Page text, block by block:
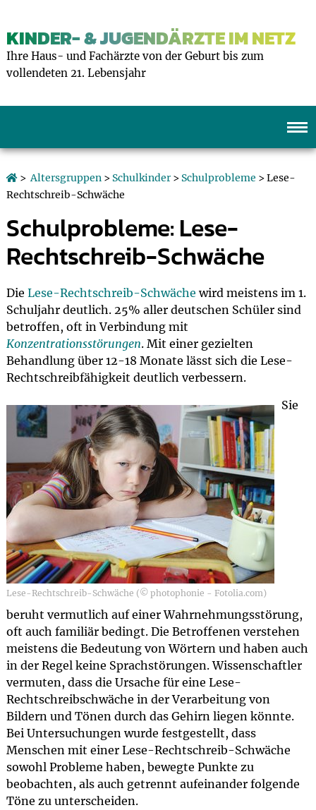
KINDER- & JUGENDÄRZTE IM NETZ
Ihre Haus- und Fachärzte von der Geburt bis zum
vollendeten 21. Lebensjahr
>Altersgruppen> Schulkinder> Schulprobleme > Lese-
Rechtschreib-Schwäche
Schulprobleme: Lese-
Rechtschreib-Schwäche
Die Lese-Rechtschreib-Schwäche wird meistens im 1.
Schuljahr deutlich. 25% aller deutschen Schüler sind
betroffen, oft in Verbindung mit
Konzentrationsstörungen. Mit einer gezielten
Behandlung über 12-18 Monate lässt sich die Lese-
Rechtschreibfähigkeit deutlich verbessern.
Lese-Rechtschreib-Schwäche (© photophonie - Fotolia.com)
Sie
beruht vermutlich auf einer Wahrnehmungsstörung,
oft auch familiär bedingt. Die Betroffenen verstehen
meistens die Bedeutung von Wörtern und haben auch
in der Regel keine Sprachstörungen. Wissenschaftler
vermuten, dass die Ursache für eine Lese-
Rechtschreibschwäche in der Verarbeitung von
Bildern und Tönen durch das Gehirn liegen könnte.
Bei Untersuchungen wurde festgestellt, dass
Menschen mit einer Lese-Rechtschreib-Schwäche
sowohl Probleme haben, bewegte Punkte zu
beobachten, als auch getrennt aufeinander folgende
Töne zu unterscheiden.